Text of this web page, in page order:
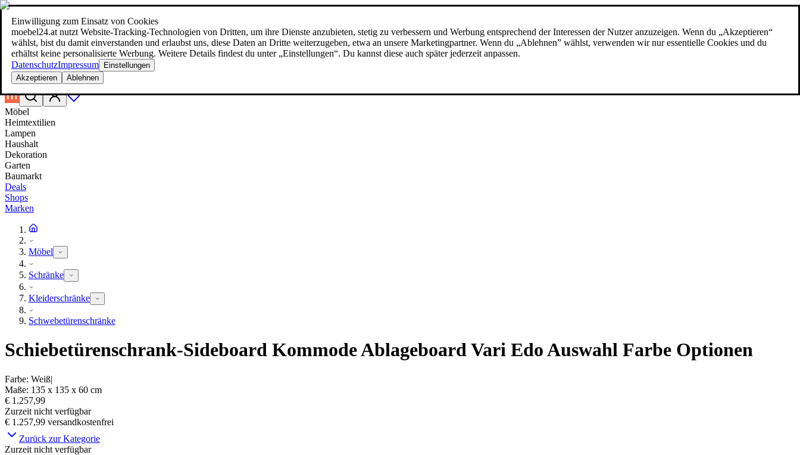
Einwilligung zum Einsatz von Cookies
moebel24.at nutzt Website-Tracking-Technologien von Dritten, um ihre Dienste anzubieten, stetig zu verbessern und Werbung entsprechend der Interessen der Nutzer anzuzeigen. Wenn du „Akzeptieren“
wählst, bist du damit einverstanden und erlaubst uns, diese Daten an Dritte weiterzugeben, etwa an unsere Marketingpartner. Wenn du „Ablehnen” wählst, verwenden wir nur essentielle Cookies und du
erhältst keine personalisierte Werbung. Weitere Details findest du unter „Einstellungen“. Du kannst diese auch später jederzeit anpassen.
DatenschutzImpressum
Einstellungen
Akzeptieren
Ablehnen
Suche
moebel dir den besten Preis!moebel dir den besten Preis!
Möbel
Heimtextilien
Lampen
Haushalt
Dekoration
Garten
Baumarkt
Deals
Shops
Marken
Möbel
Schränke
Kleiderschränke
Schwebetürenschränke
Schiebetürenschrank-Sideboard Kommode Ablageboard Vari Edo Auswahl Farbe Optionen
Farbe: Weiß|
Maße: 135 x 135 x 60 cm
€ 1.257,99
Zurzeit nicht verfügbar
€ 1.257,99 versandkostenfrei
Zurück zur Kategorie
Zurzeit nicht verfügbar